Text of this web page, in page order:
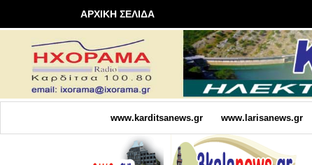
ΑΡΧΙΚΗ ΣΕΛΙΔΑ
www.karditsanews.gr www.larisanews.gr